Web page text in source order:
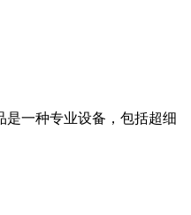
是一种专业设备，包括超细